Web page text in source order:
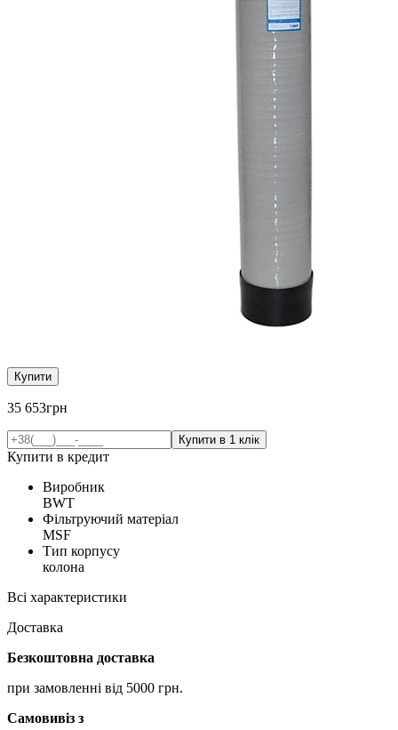
Купити
35 653грн
Купити в кредит
Виробник
BWT
Фільтруючий матеріал
MSF
Тип корпусу
колона
Всі характеристики
Доставка
Безкоштовна доставка
при замовленні від 5000 грн.
Самовивіз з